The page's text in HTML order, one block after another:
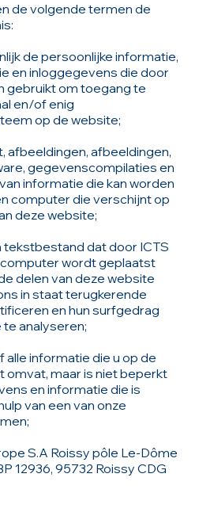
de volgende termen de
de persoonlijke informatie,
en inloggegevens die door
gebruikt om toegang te
en/of enig
op de website;
afbeeldingen, afbeeldingen,
gegevenscompilaties en
informatie die kan worden
computer die verschijnt op
deze website;
tekstbestand dat door ICTS
computer wordt geplaatst
delen van deze website
in staat terugkerende
en hun surfgedrag
analyseren;
informatie die u op de
omvat, maar is niet beperkt
en informatie die is
van een van onze
S.A Roissy pôle Le-Dôme
12936, 95732 Roissy CDG